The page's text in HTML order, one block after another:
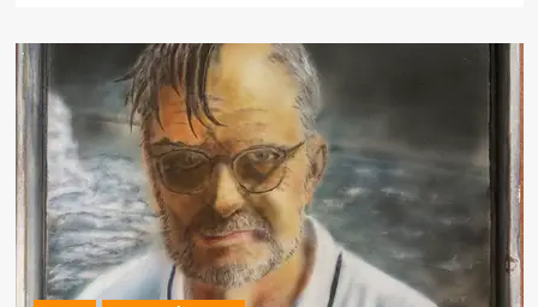
CHORANGE
singt
„Summer
Night
Music“
am
28.
August
in
Uetze:
Konzert